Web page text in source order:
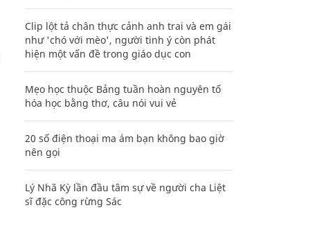
Clip lột tả chân thực cảnh anh trai và em gái
như 'chó với mèo', người tinh ý còn phát
hiện một vấn đề trong giáo dục con
Mẹo học thuộc Bảng tuần hoàn nguyên tố
hóa học bằng thơ, câu nói vui vẻ
20 số điện thoại ma ám bạn không bao giờ
nên gọi
Lý Nhã Kỳ lần đầu tâm sự về người cha Liệt
sĩ đặc công rừng Sác